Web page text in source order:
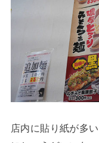
店内に貼り紙が多